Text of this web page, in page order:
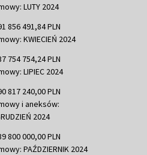
LUTY 2024
856 491,84 PLN
KWIECIEŃ 2024
754 754,24 PLN
LIPIEC 2024
817 240,00 PLN
i aneksów:
2024
800 000,00 PLN
PAŹDZIERNIK 2024